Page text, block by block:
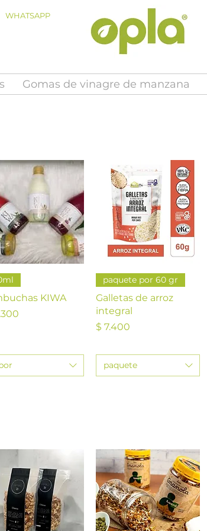
WHATSAPP
Gomas de vinagre de manzana
Vista rápida
KIWA
Vista rápida
paquete por 60 gr
Galletas de arroz
integral
Precio
$ 7.400
paquete